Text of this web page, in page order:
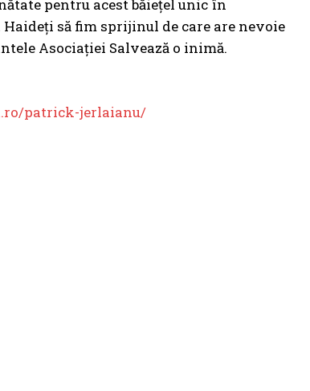
pentru acest băiețel unic în
Haideți să fim sprijinul de care are nevoie
Asociației Salvează o inimă.
patrick-jerlaianu/